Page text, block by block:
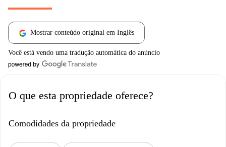
Mostrar conteúdo original em Inglês
Você está vendo uma tradução automática do anúncio
O que esta propriedade oferece?
Comodidades da propriedade